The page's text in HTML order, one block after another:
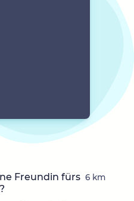
Freundin fürs 6 km